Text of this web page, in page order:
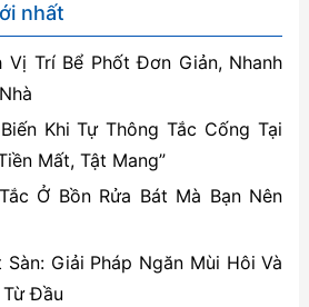
nhất
Vị Trí Bể Phốt Đơn Giản, Nhanh
Khi Tự Thông Tắc Cống Tại
Mất, Tật Mang”
Ở Bồn Rửa Bát Mà Bạn Nên
Giải Pháp Ngăn Mùi Hôi Và
Đầu